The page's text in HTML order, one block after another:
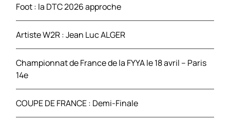
:Foot : la DTC 2026 approche
Artiste W2R : Jean Luc ALGER
Championnat de France de la FYYA le 18 avril – Paris
14e
COUPE DE FRANCE : Demi-Finale